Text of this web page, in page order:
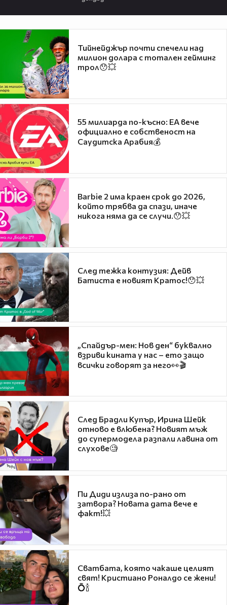
Тийнейджър почти спечели над
милион долара с тотален гейминг
трол😯💥
55 милиарда по-късно: EA вече
официално е собственост на
Саудитска Арабия💰
Barbie 2 има краен срок до 2026,
който трябва да спази, иначе
никога няма да се случи.😯💥
След тежка контузия: Дейв
Батиста е новият Кратос!😯💥
„Спайдър-мен: Нов ден“ буквално
взриви кината у нас – ето защо
всички говорят за него👀🎬
След Брадли Купър, Ирина Шейк
отново е влюбена? Новият мъж
до супермодела разпали лавина от
слухове🧐
Пи Диди излиза по-рано от
затвора? Новата дата вече е
факт!💥
Сватбата, която чакаше целият
свят! Кристиано Роналдо се жени!
💍🍾